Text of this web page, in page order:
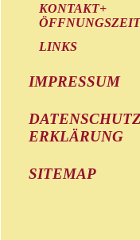
KONTAKT+
LINKS
IMPRESSUM
ERKLÄRUNG
SITEMAP